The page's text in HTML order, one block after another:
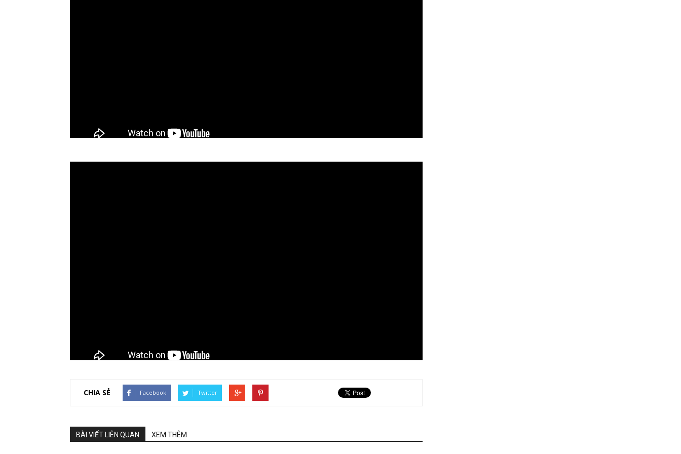
CHIA SẺ Facebook Twitter
BÀI VIẾT LIÊN QUAN XEM THÊM